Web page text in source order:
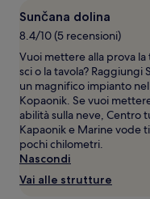
possono
cambiare.
Potrebbero
essere
previste
condizioni
aggiuntive.
Sunčana dolina
8.4/10 (5 recensioni)
Vuoi mettere alla prova
sci o la tavola? Raggiungi
un magnifico impianto
Kopaonik. Se vuoi
abilità sulla neve, Centro
Kapaonik e Marine vode
pochi chilometri.
Nascondi
Vai alle strutture